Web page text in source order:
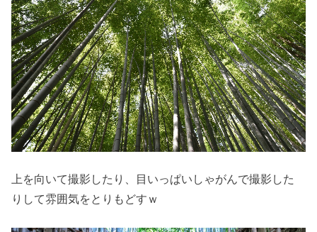
上を向いて撮影したり、目いっぱいしゃがんで撮影した
りして雰囲気をとりもどすｗ